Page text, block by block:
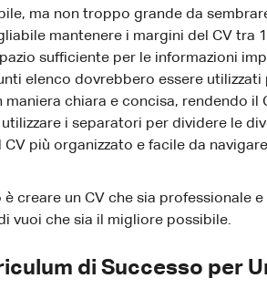
ma non troppo grande da
mantenere i margini del CV
sufficiente per le informazioni
elenco dovrebbero essere
maniera chiara e concisa, rendendo
i separatori per dividere le
CV più organizzato e facile da
è creare un CV che sia professionale
vuoi che sia il migliore possibile.
di Successo per